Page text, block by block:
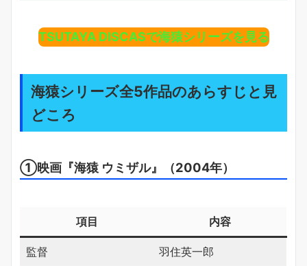
TSUTAYA DISCASで海猿シリーズを見る
海猿シリーズ全5作品のあらすじと見
どころ
①映画『海猿 ウミザル』（2004年）
項目 内容
監督 羽住英一郎